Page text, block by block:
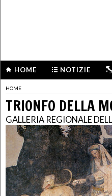
HOME NOTIZIE
HOME
TRIONFO DELLA
GALLERIA REGIONALE